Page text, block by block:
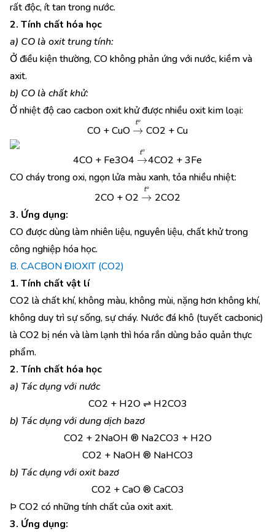
rất độc, ít tan trong nước.
2. Tính chất hóa học
a) CO là oxit trung tính:
Ở điều kiện thường, CO không phản ứng với nước, kiềm và
axit.
b) CO là chất khử:
Ở nhiệt độ cao cacbon oxit khử được nhiều oxit kim loại:
CO + CuO →to
CO2 + Cu
4CO + Fe3O4 →to
4CO2 + 3Fe
CO cháy trong oxi, ngọn lửa màu xanh, tỏa nhiều nhiệt:
2CO + O2 → to
2CO2
3. Ứng dụng:
CO được dùng làm nhiên liệu, nguyên liệu, chất khử trong
công nghiệp hóa học.
B. CACBON ĐIOXIT (CO2)
1. Tính chất vật lí
CO2 là chất khí, không màu, không mùi, nặng hơn không khí,
không duy trì sự sống, sự cháy. Nước đá khô (tuyết cacbonic)
là CO2 bị nén và làm lạnh thì hóa rắn dùng bảo quản thực
phẩm.
2. Tính chất hóa học
a) Tác dụng với nước
CO2 + H2O ⇌ H2CO3
b) Tác dụng với dung dịch bazơ
CO2 + 2NaOH ® Na2CO3 + H2O
CO2 + NaOH ® NaHCO3
b) Tác dụng với oxit bazơ
CO2 + CaO ® CaCO3
Þ CO2 có những tính chất của oxit axit.
3. Ứng dụng: